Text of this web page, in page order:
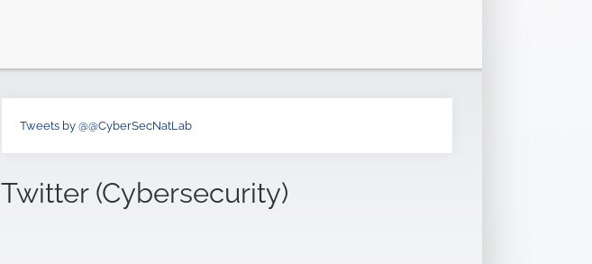
Tweets by @@CyberSecNatLab
Twitter (Cybersecurity)